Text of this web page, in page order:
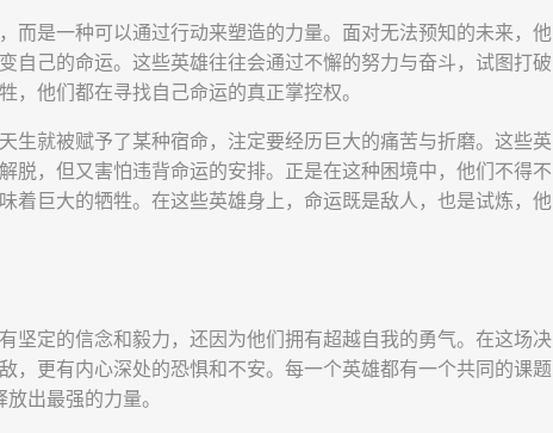
而是一种可以通过行动来塑造的力量。面对无法预知的未来，他
自己的命运。这些英雄往往会通过不懈的努力与奋斗，试图打破
他们都在寻找自己命运的真正掌控权。
生就被赋予了某种宿命，注定要经历巨大的痛苦与折磨。这些英
脱，但又害怕违背命运的安排。正是在这种困境中，他们不得不
着巨大的牺牲。在这些英雄身上，命运既是敌人，也是试炼，他
坚定的信念和毅力，还因为他们拥有超越自我的勇气。在这场决
，更有内心深处的恐惧和不安。每一个英雄都有一个共同的课题
出最强的力量。